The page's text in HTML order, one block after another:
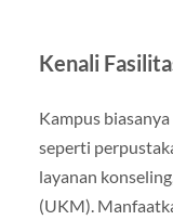
Kenali
Kampus
seperti
layanan
(UKM).